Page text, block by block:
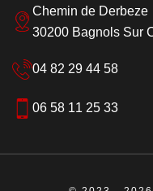
Chemin de Derbeze
30200 Bagnols Sur
04 82 29 44 58
06 58 11 25 33